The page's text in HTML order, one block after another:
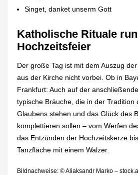
Singet, danket unserm Gott
Katholische Rituale
Hochzeitsfeier
Der große Tag ist mit dem Auszug
aus der Kirche nicht vorbei. Ob in
Frankfurt: Auch auf der
typische Bräuche, die in der Tradition
Glaubens stehen und das Glück des
komplettieren sollen – vom Werfen
das Entzünden der Hochzeitskerze
Tanzfläche mit einem Walzer.
Bildnachweise: © Aliaksandr Marko –